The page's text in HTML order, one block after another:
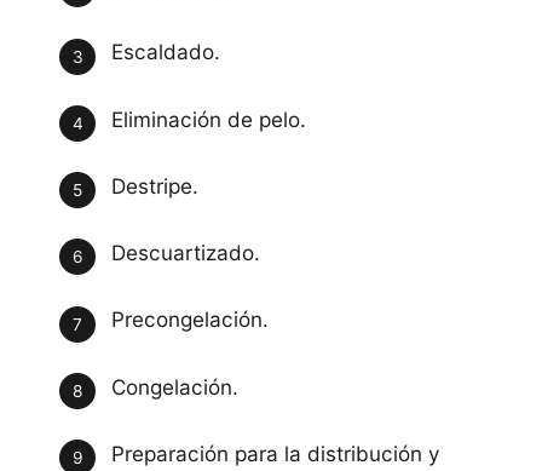
Escaldado.
Eliminación de pelo.
Destripe.
Descuartizado.
Precongelación.
Congelación.
Preparación para la distribución y